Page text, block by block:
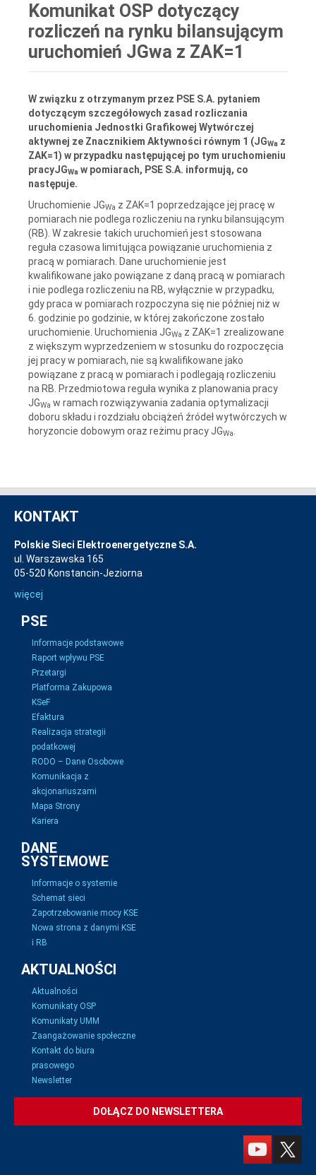
Komunikat OSP dotyczący
rozliczeń na rynku bilansującym
uruchomień JGwa z ZAK=1
W związku z otrzymanym przez PSE S.A. pytaniem
dotyczącym szczegółowych zasad rozliczania
uruchomienia Jednostki Grafikowej Wytwórczej
aktywnej ze Znacznikiem Aktywności równym 1 (JGWa z
ZAK=1) w przypadku następującej po tym uruchomieniu
pracyJGWa w pomiarach, PSE S.A. informują, co
następuje.
Uruchomienie JGWa z ZAK=1 poprzedzające jej pracę w
pomiarach nie podlega rozliczeniu na rynku bilansującym
(RB). W zakresie takich uruchomień jest stosowana
reguła czasowa limitująca powiązanie uruchomienia z
pracą w pomiarach. Dane uruchomienie jest
kwalifikowane jako powiązane z daną pracą w pomiarach
i nie podlega rozliczeniu na RB, wyłącznie w przypadku,
gdy praca w pomiarach rozpoczyna się nie później niż w
6. godzinie po godzinie, w której zakończone zostało
uruchomienie. Uruchomienia JGWa z ZAK=1 zrealizowane
z większym wyprzedzeniem w stosunku do rozpoczęcia
jej pracy w pomiarach, nie są kwalifikowane jako
powiązane z pracą w pomiarach i podlegają rozliczeniu
na RB. Przedmiotowa reguła wynika z planowania pracy
JGWa w ramach rozwiązywania zadania optymalizacji
doboru składu i rozdziału obciążeń źródeł wytwórczych w
horyzoncie dobowym oraz reżimu pracy JGWa
KONTAKT
Polskie Sieci Elektroenergetyczne S.A.
ul. Warszawska 165
05-520 Konstancin-Jeziorna
więcej
PSE
Informacje podstawowe
Raport wpływu PSE
Przetargi
Platforma Zakupowa
KSeF
Efaktura
Realizacja strategii
podatkowej
RODO – Dane Osobowe
Komunikacja z
akcjonariuszami
Mapa Strony
Kariera
DANE
SYSTEMOWE
Informacje o systemie
Schemat sieci
Zapotrzebowanie mocy KSE
Nowa strona z danymi KSE
i RB
AKTUALNOŚCI
Aktualności
Komunikaty OSP
Komunikaty UMM
Zaangażowanie społeczne
Kontakt do biura
prasowego
Newsletter
DOŁĄCZ DO NEWSLETTERA